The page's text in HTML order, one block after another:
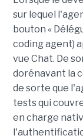
sur lequel
bouton «
coding agent)
vue Chat. De
dorénavant la
de sorte que
tests qui
en charge